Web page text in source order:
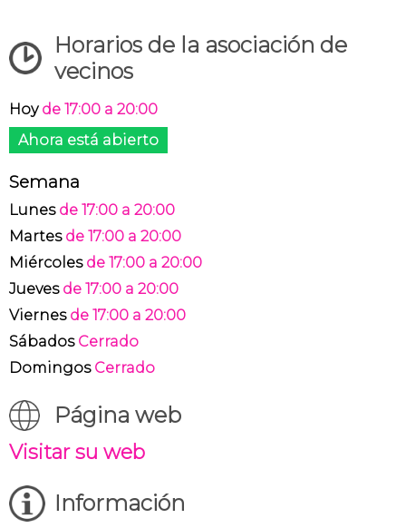
Horarios de la asociación de
vecinos
Hoy de 17:00 a 20:00
Ahora está abierto
Semana
Lunes de 17:00 a 20:00
Martes de 17:00 a 20:00
Miércoles de 17:00 a 20:00
Jueves de 17:00 a 20:00
Viernes de 17:00 a 20:00
Sábados Cerrado
Domingos Cerrado
Página web
Visitar su web
Información